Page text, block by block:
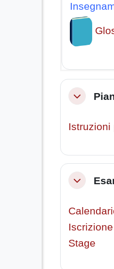
Minimizza
Istruzioni
Minimizza
Stage